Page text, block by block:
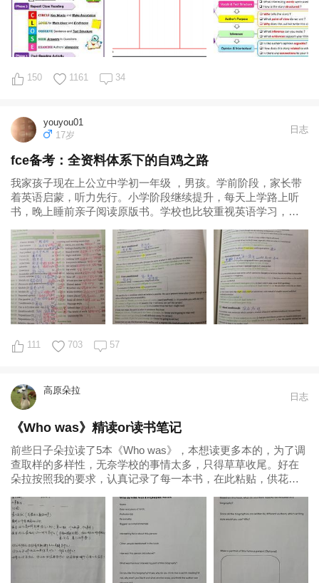
150 1161 34
youyou01
17岁
日志
fce备考：全资料体系下的自鸡之路
我家孩子现在上公立中学初一年级 ，男孩。学前阶段，家长带
着英语启蒙，听力先行。小学阶段继续提升，每天上学路上听
书，晚上睡前亲子阅读原版书。学校也比较重视英语学习，一
111 703 57
高原朵拉
日志
《Who was》精读or读书笔记
前些日子朵拉读了5本《Who was》，本想读更多本的，为了调
查取样的多样性，无奈学校的事情太多，只得草草收尾。好在
朵拉按照我的要求，认真记录了每一本书，在此粘贴，供花友